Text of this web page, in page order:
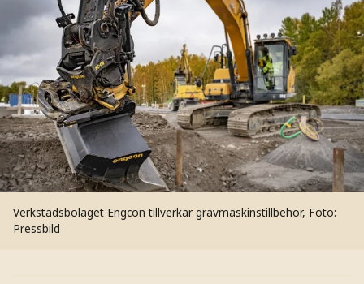
Verkstadsbolaget Engcon tillverkar grävmaskinstillbehör, Foto:
Pressbild